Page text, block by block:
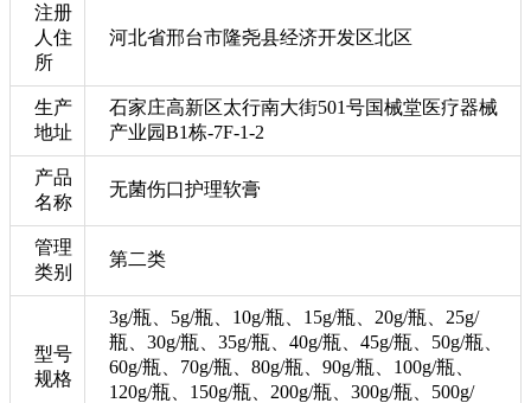
注册
人住
所
河北省邢台市隆尧县经济开发区北区
生产
地址
石家庄高新区太行南大街501号国械堂医疗器械
产业园B1栋-7F-1-2
产品
名称
无菌伤口护理软膏
管理
类别
第二类
型号
规格
3g/瓶、5g/瓶、10g/瓶、15g/瓶、20g/瓶、25g/
瓶、30g/瓶、35g/瓶、40g/瓶、45g/瓶、50g/瓶、
60g/瓶、70g/瓶、80g/瓶、90g/瓶、100g/瓶、
120g/瓶、150g/瓶、200g/瓶、300g/瓶、500g/